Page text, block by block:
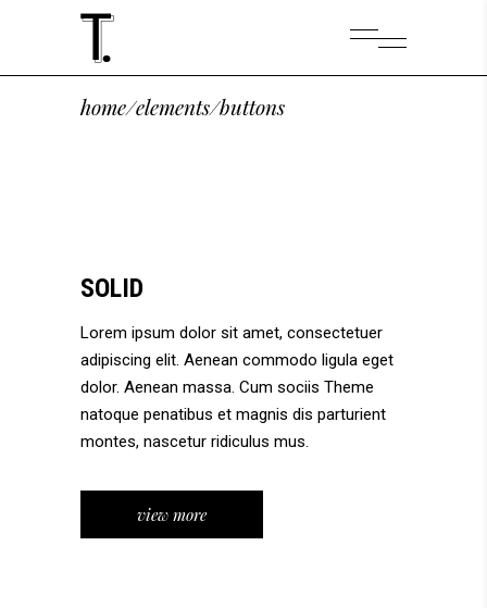
home/elements/buttons
SOLID
Lorem ipsum dolor sit amet, consectetuer
adipiscing elit. Aenean commodo ligula eget
dolor. Aenean massa. Cum sociis Theme
natoque penatibus et magnis dis parturient
montes, nascetur ridiculus mus.
view more